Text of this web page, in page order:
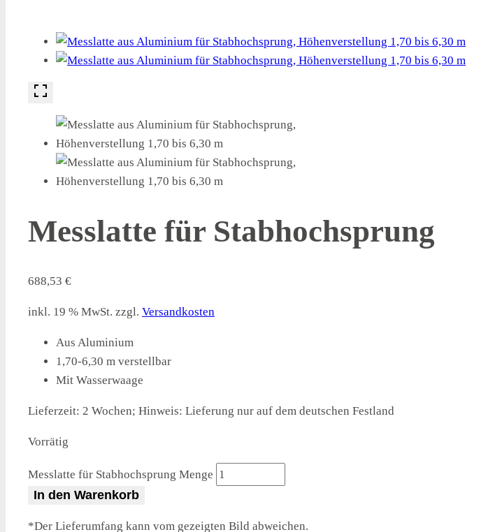
Messlatte für Stabhochsprung
688,53 €
inkl. 19 % MwSt. zzgl. Versandkosten
Aus Aluminium
1,70-6,30 m verstellbar
Mit Wasserwaage
Lieferzeit: 2 Wochen; Hinweis: Lieferung nur auf dem deutschen Festland
Vorrätig
Messlatte für Stabhochsprung Menge
In den Warenkorb
*Der Lieferumfang kann vom gezeigten Bild abweichen.